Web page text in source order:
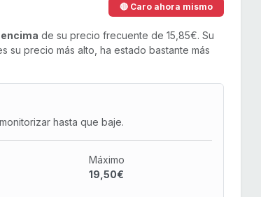
🔴 Caro ahora mismo
encima de su precio frecuente de 15,85€. Su
su precio más alto, ha estado bastante más
hasta que baje.
Máximo
19,50€